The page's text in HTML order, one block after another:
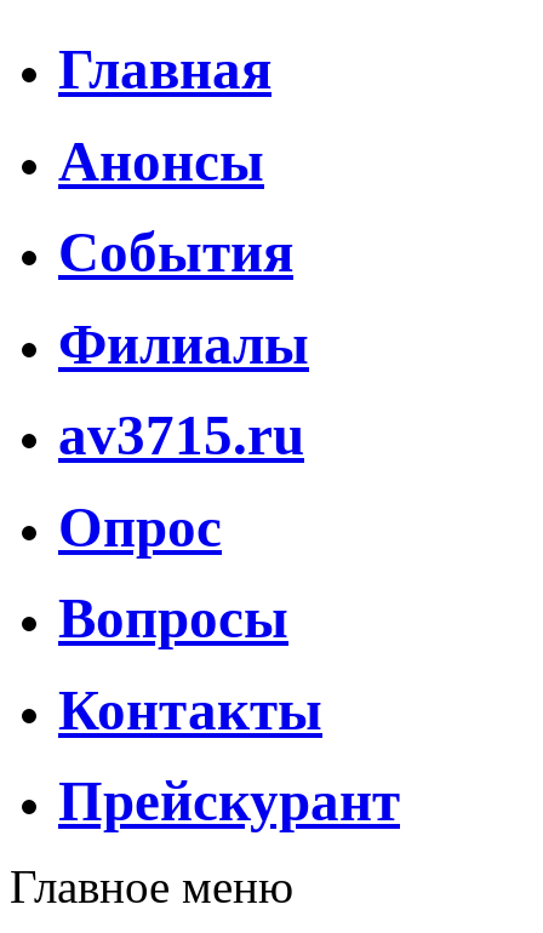
Главная
Анонсы
События
Филиалы
av3715.ru
Опрос
Вопросы
Контакты
Прейскурант
Главное меню